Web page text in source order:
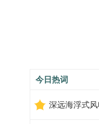
今日热词